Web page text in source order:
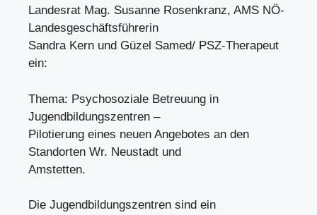
Landesrat Mag. Susanne Rosenkranz, AMS NÖ-
Landesgeschäftsführerin
Sandra Kern und Güzel Samed/ PSZ-Therapeut
ein:
Thema: Psychosoziale Betreuung in
Jugendbildungszentren –
Pilotierung eines neuen Angebotes an den
Standorten Wr. Neustadt und
Amstetten.
Die Jugendbildungszentren sind ein